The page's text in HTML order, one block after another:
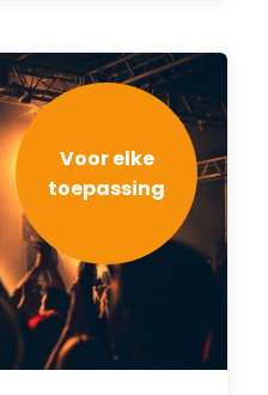
Voor elke
toepassing